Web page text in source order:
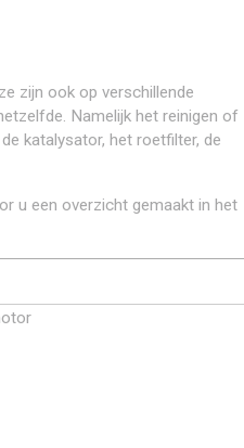
zijn ook op verschillende
Namelijk het reinigen of
katalysator, het roetfilter, de
u een overzicht gemaakt in het